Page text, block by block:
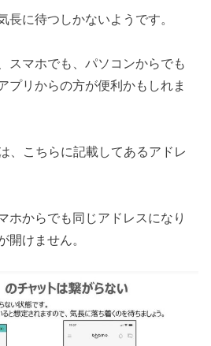
長に待つしかないようです。
スマホでも、パソコンからでも
プリからの方が便利かもしれま
、こちらに記載してあるアドレ
ホからでも同じアドレスになり
開けません。